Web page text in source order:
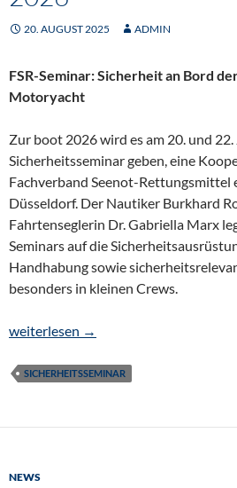
20. AUGUST 2025 ADMIN
FSR-Seminar: Sicherheit an Bord
Motoryacht
Zur boot 2026 wird es am 20. und 22.
Sicherheitsseminar geben, eine
Fachverband Seenot-Rettungsmittel
Düsseldorf. Der Nautiker Burkhard
Fahrtenseglerin Dr. Gabriella Marx
Seminars auf die
Handhabung sowie
besonders in kleinen Crews.
boot Sicherheit-Seminar 2026
weiterlesen →
SICHERHEITSSEMINAR
NEWS